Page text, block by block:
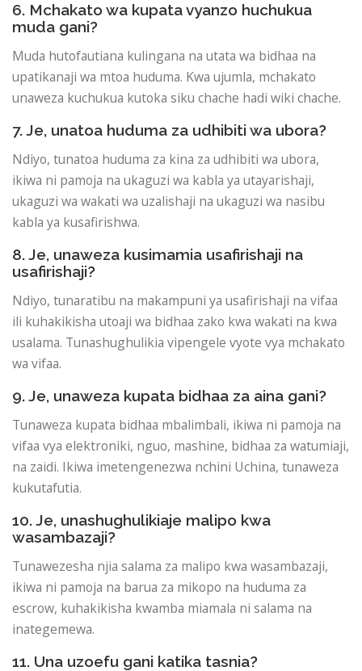
6. Mchakato wa kupata vyanzo huchukua
muda gani?
Muda hutofautiana kulingana na utata wa bidhaa na
upatikanaji wa mtoa huduma. Kwa ujumla, mchakato
unaweza kuchukua kutoka siku chache hadi wiki chache.
7. Je, unatoa huduma za udhibiti wa ubora?
Ndiyo, tunatoa huduma za kina za udhibiti wa ubora,
ikiwa ni pamoja na ukaguzi wa kabla ya utayarishaji,
ukaguzi wa wakati wa uzalishaji na ukaguzi wa nasibu
kabla ya kusafirishwa.
8. Je, unaweza kusimamia usafirishaji na
usafirishaji?
Ndiyo, tunaratibu na makampuni ya usafirishaji na vifaa
ili kuhakikisha utoaji wa bidhaa zako kwa wakati na kwa
usalama. Tunashughulikia vipengele vyote vya mchakato
wa vifaa.
9. Je, unaweza kupata bidhaa za aina gani?
Tunaweza kupata bidhaa mbalimbali, ikiwa ni pamoja na
vifaa vya elektroniki, nguo, mashine, bidhaa za watumiaji,
na zaidi. Ikiwa imetengenezwa nchini Uchina, tunaweza
kukutafutia.
10. Je, unashughulikiaje malipo kwa
wasambazaji?
Tunawezesha njia salama za malipo kwa wasambazaji,
ikiwa ni pamoja na barua za mikopo na huduma za
escrow, kuhakikisha kwamba miamala ni salama na
inategemewa.
11. Una uzoefu gani katika tasnia?